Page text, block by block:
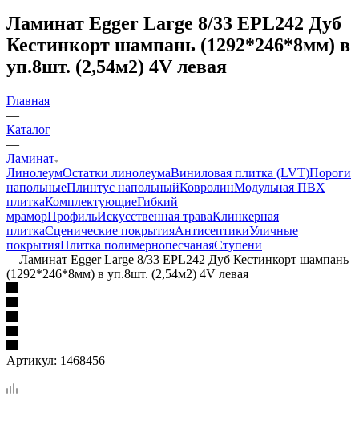
Ламинат Egger Large 8/33 EPL242 Дуб
Кестинкорт шампань (1292*246*8мм) в
уп.8шт. (2,54м2) 4V левая
Главная
—
Каталог
—
Ламинат
ЛинолеумОстатки линолеумаВиниловая плитка (LVT)Пороги
напольныеПлинтус напольныйКовролинМодульная ПВХ
плиткаКомплектующиеГибкий
мраморПрофильИскусственная траваКлинкерная
плиткаСценические покрытияАнтисептикиУличные
покрытияПлитка полимернопесчанаяСтупени
—Ламинат Egger Large 8/33 EPL242 Дуб Кестинкорт шампань
(1292*246*8мм) в уп.8шт. (2,54м2) 4V левая
Артикул: 1468456